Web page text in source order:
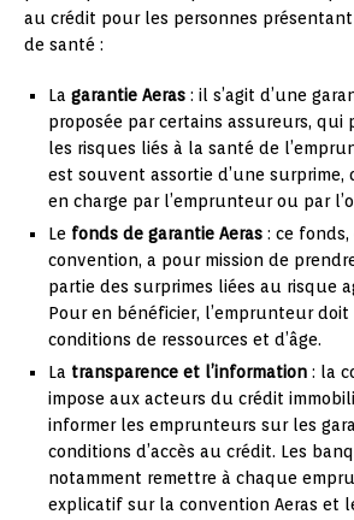
au crédit pour les personnes
de santé :
La garantie Aeras : il s’agit d’une
proposée par certains assureurs, qui
les risques liés à la santé de
est souvent assortie d’une
en charge par l’emprunteur ou par
Le fonds de garantie Aeras : ce
convention, a pour mission de
partie des surprimes liées au risque
Pour en bénéficier, l’emprunteur
conditions de ressources et d’âge.
La transparence et l’information : la
impose aux acteurs du crédit
informer les emprunteurs sur les
conditions d’accès au crédit. Les
notamment remettre à chaque
explicatif sur la convention Aeras et